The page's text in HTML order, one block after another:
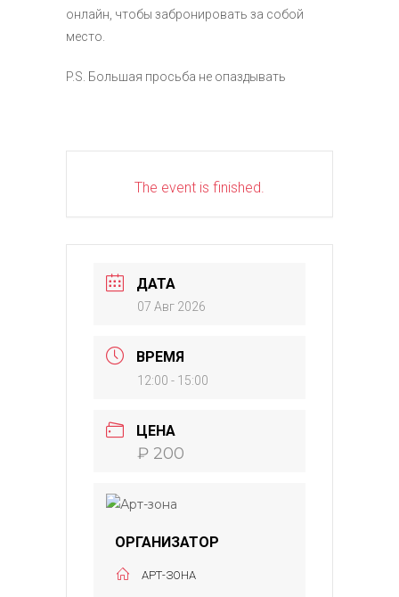
онлайн, чтобы забронировать за собой
место.
P.S. Большая просьба не опаздывать
The event is finished.
ДАТА
07 Авг 2026
ВРЕМЯ
12:00 - 15:00
ЦЕНА
₽ 200
ОРГАНИЗАТОР
АРТ-ЗОНА